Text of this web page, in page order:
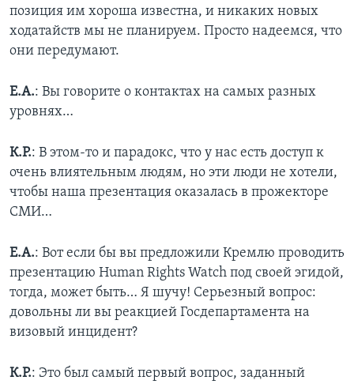
позиция им хороша известна, и никаких новых
ходатайств мы не планируем. Просто надеемся, что
они передумают.
Е.А.: Вы говорите о контактах на самых разных
уровнях…
К.Р.: В этом-то и парадокс, что у нас есть доступ к
очень влиятельным людям, но эти люди не хотели,
чтобы наша презентация оказалась в прожекторе
СМИ…
Е.А.: Вот если бы вы предложили Кремлю проводить
презентацию Human Rights Watch под своей эгидой,
тогда, может быть… Я шучу! Серьезный вопрос:
довольны ли вы реакцией Госдепартамента на
визовый инцидент?
К.Р.: Это был самый первый вопрос, заданный